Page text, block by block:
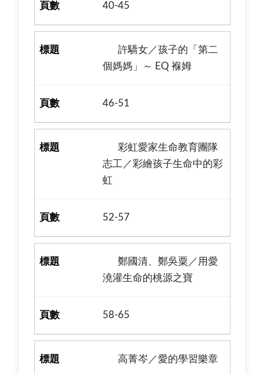
40-45
許驕女／孩子的「第二
個媽媽」～ EQ 褓姆
46-51
彩虹愛家生命教育團隊
志工／彩繪孩子生命中的彩
虹
52-57
鄭國清、鄭吳粟／用愛
澆灌生命的桃源之寶
58-65
高菁岑／愛的學習樂章